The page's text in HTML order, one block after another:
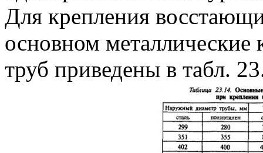
Для крепления
основном
труб приведены в табл.